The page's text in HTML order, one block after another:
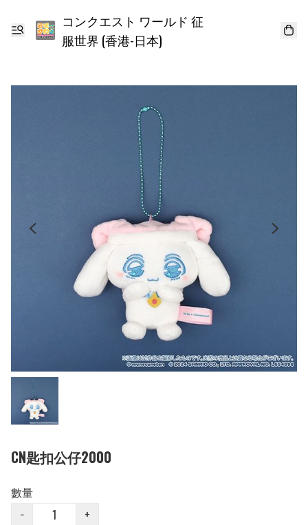
コンクエスト ワールド 征
服世界 (香港-日本)
CN匙扣公仔2000
數量
−
+